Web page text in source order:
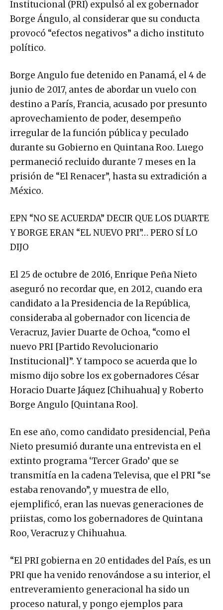
Institucional (PRI) expulsó al ex gobernador
Borge Ángulo, al considerar que su conducta
provocó “efectos negativos” a dicho instituto
político.
Borge Angulo fue detenido en Panamá, el 4 de
junio de 2017, antes de abordar un vuelo con
destino a París, Francia, acusado por presunto
aprovechamiento de poder, desempeño
irregular de la función pública y peculado
durante su Gobierno en Quintana Roo. Luego
permaneció recluido durante 7 meses en la
prisión de “El Renacer”, hasta su extradición a
México.
EPN “NO SE ACUERDA” DECIR QUE LOS DUARTE
Y BORGE ERAN “EL NUEVO PRI”… PERO SÍ LO
DIJO
El 25 de octubre de 2016, Enrique Peña Nieto
aseguró no recordar que, en 2012, cuando era
candidato a la Presidencia de la República,
consideraba al gobernador con licencia de
Veracruz, Javier Duarte de Ochoa, “como el
nuevo PRI [Partido Revolucionario
Institucional]”. Y tampoco se acuerda que lo
mismo dijo sobre los ex gobernadores César
Horacio Duarte Jáquez [Chihuahua] y Roberto
Borge Angulo [Quintana Roo].
En ese año, como candidato presidencial, Peña
Nieto presumió durante una entrevista en el
extinto programa ‘Tercer Grado’ que se
transmitía en la cadena Televisa, que el PRI “se
estaba renovando”, y muestra de ello,
ejemplificó, eran las nuevas generaciones de
priistas, como los gobernadores de Quintana
Roo, Veracruz y Chihuahua.
“El PRI gobierna en 20 entidades del País, es un
PRI que ha venido renovándose a su interior, el
entreveramiento generacional ha sido un
proceso natural, y pongo ejemplos para